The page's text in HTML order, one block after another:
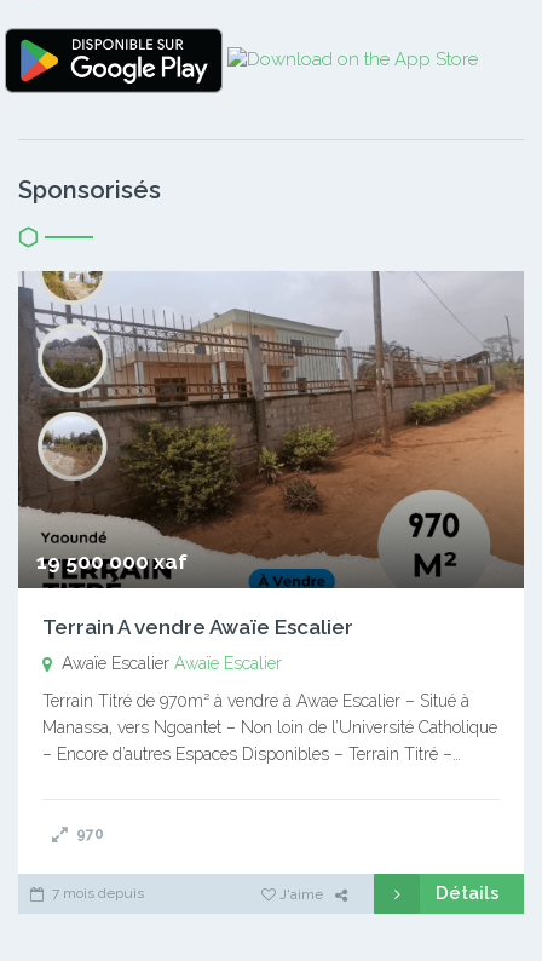
Sponsorisés
19 500 000 xaf
Terrain A vendre Awaïe Escalier
Awaïe Escalier Awaïe Escalier
Terrain Titré de 970m² à vendre à Awae Escalier – Situé à
Manassa, vers Ngoantet – Non loin de l’Université Catholique
– Encore d’autres Espaces Disponibles – Terrain Titré –…
970
7 mois depuis J'aime Détails